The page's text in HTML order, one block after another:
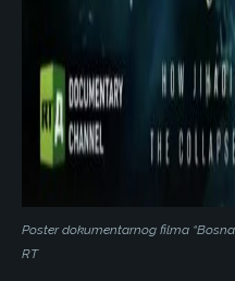
Poster dokumentarnog filma
RT